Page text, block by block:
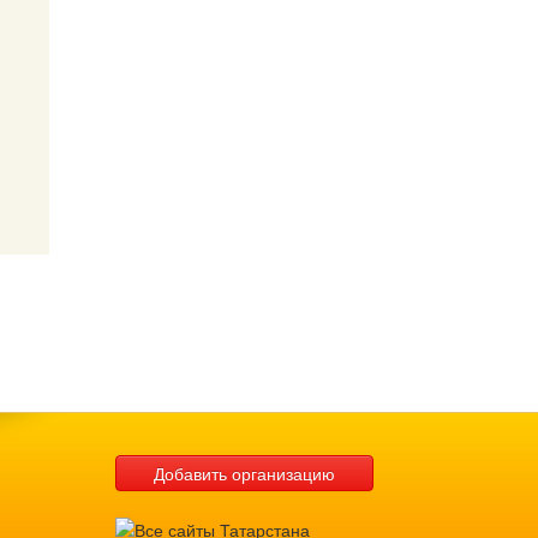
Добавить организацию